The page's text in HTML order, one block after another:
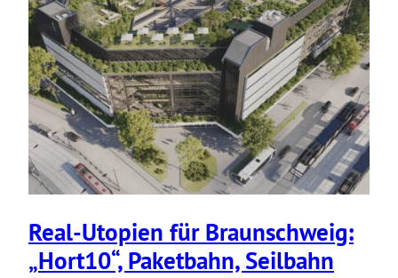
Real-Utopien für Braun­schweig:
„Hort10“, Paketbahn, Seilbahn